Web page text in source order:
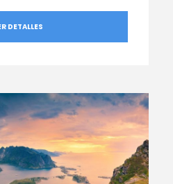
DETALLES